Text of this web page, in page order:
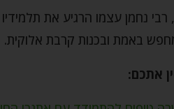
רבי נחמן עצמו הרגיע את
באמת ובכנות קרבת אלוקית.
אתכם: